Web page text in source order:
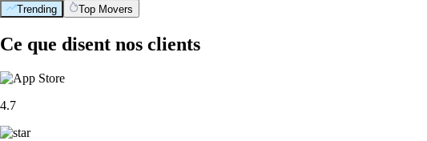
Trending Top Movers
Ce que disent nos clients
4.7